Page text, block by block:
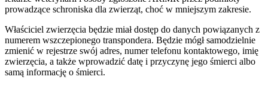
prowadzące schroniska dla zwierząt, choć w mniejszym zakresie.
Właściciel zwierzęcia będzie miał dostęp do danych powiązanych z
numerem wszczepionego transpondera. Będzie mógł samodzielnie
zmienić w rejestrze swój adres, numer telefonu kontaktowego, imię
zwierzęcia, a także wprowadzić datę i przyczynę jego śmierci albo
samą informację o śmierci.